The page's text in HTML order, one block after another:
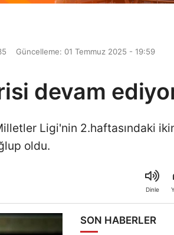
Güncelleme: 01 Temmuz 2025 - 19:59
devam
Ligi'nin 2.haftasındaki
oldu.
Dinle
SON HABERLER